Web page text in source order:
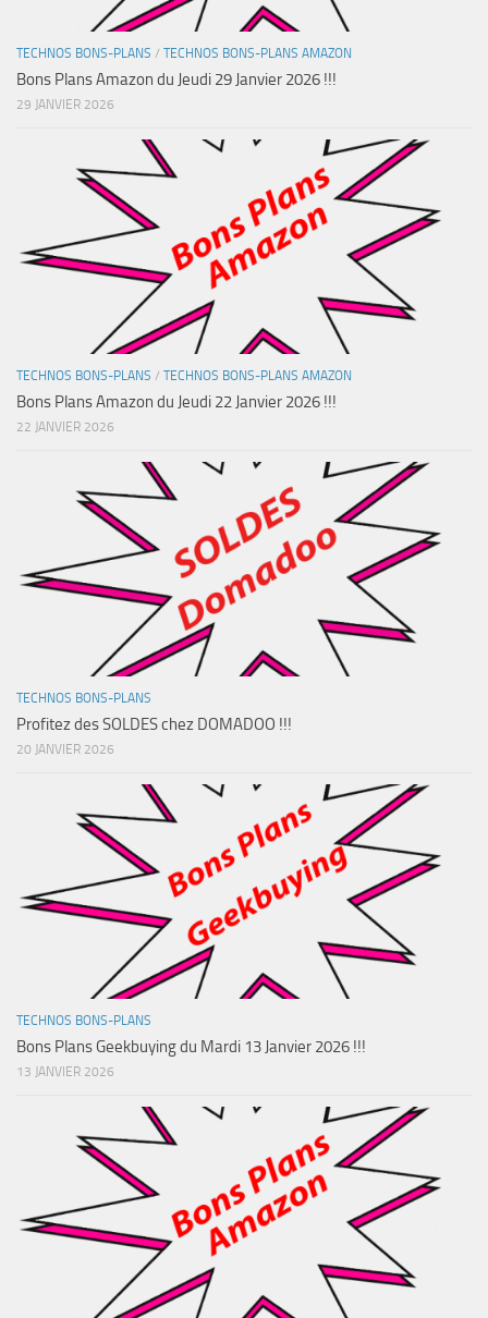
TECHNOS BONS-PLANS / TECHNOS BONS-PLANS AMAZON
Bons Plans Amazon du Jeudi 29 Janvier 2026 !!!
29 JANVIER 2026
TECHNOS BONS-PLANS / TECHNOS BONS-PLANS AMAZON
Bons Plans Amazon du Jeudi 22 Janvier 2026 !!!
22 JANVIER 2026
TECHNOS BONS-PLANS
Profitez des SOLDES chez DOMADOO !!!
20 JANVIER 2026
TECHNOS BONS-PLANS
Bons Plans Geekbuying du Mardi 13 Janvier 2026 !!!
13 JANVIER 2026